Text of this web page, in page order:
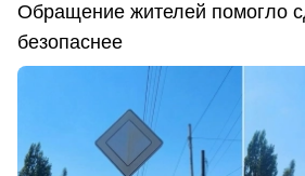
Обращение жителей помогло
безопаснее